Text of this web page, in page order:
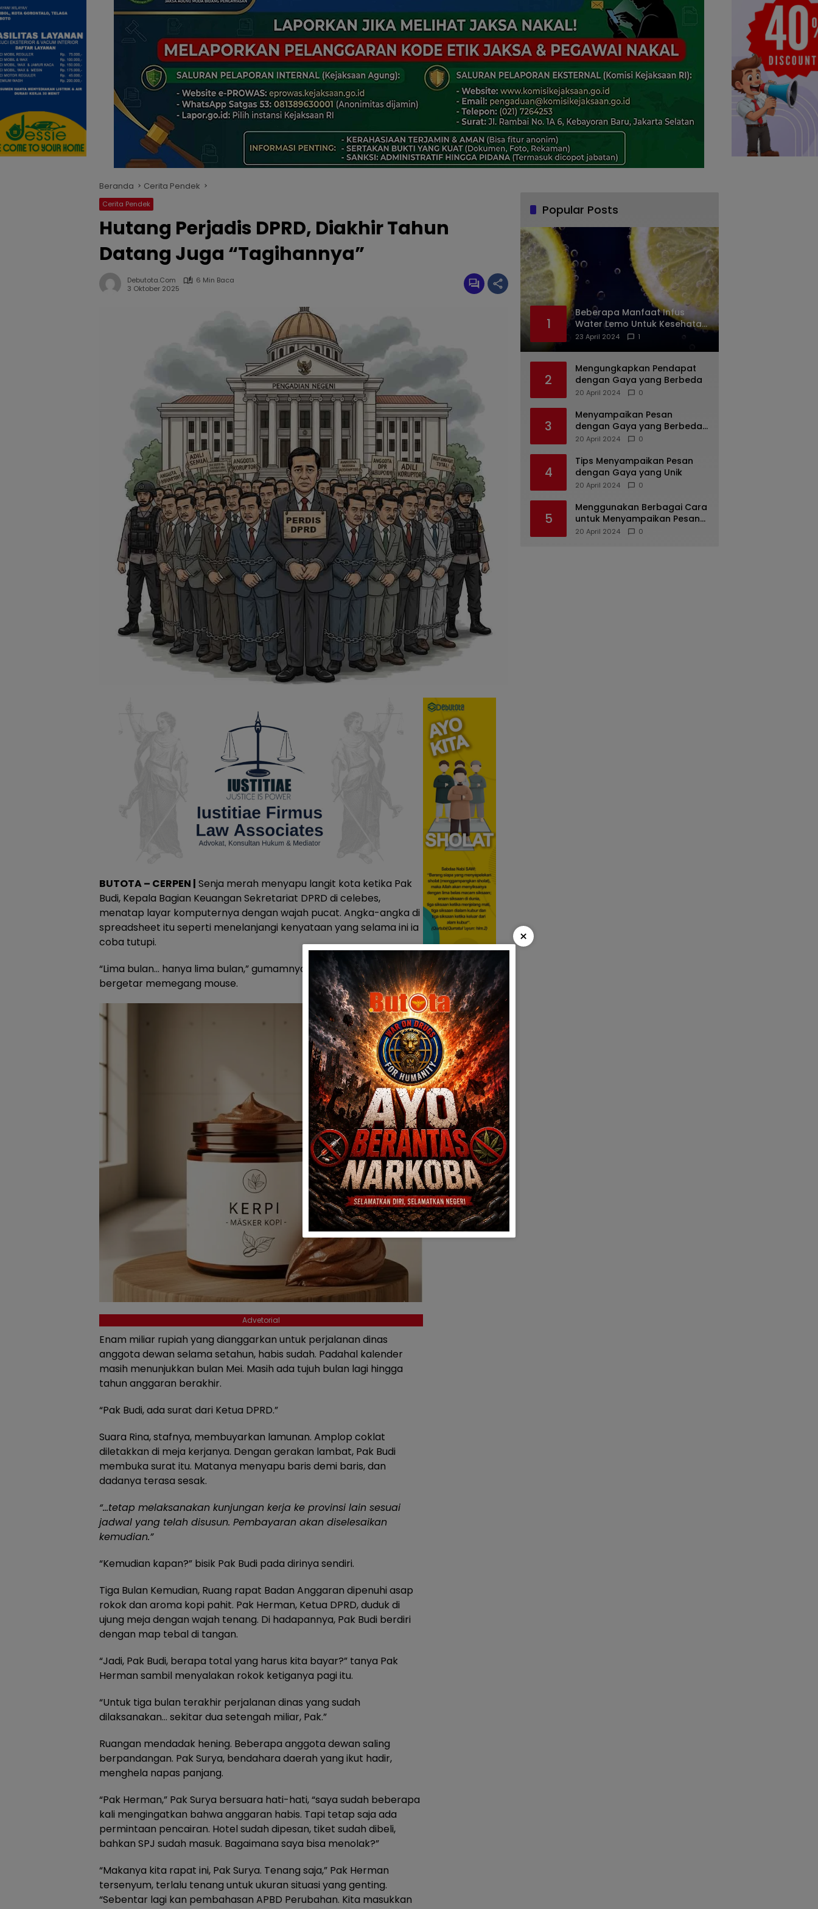
Beranda Cerita Pendek
Cerita Pendek
Hutang Perjadis DPRD, Diakhir Tahun
Datang Juga “Tagihannya”
Debutota.com
6 Min Baca
3 Oktober 2025
BUTOTA – CERPEN | Senja merah menyapu langit kota ketika Pak
Budi, Kepala Bagian Keuangan Sekretariat DPRD di celebes,
menatap layar komputernya dengan wajah pucat. Angka-angka di
spreadsheet itu seperti menelanjangi kenyataan yang selama ini ia
coba tutupi.
“Lima bulan… hanya lima bulan,” gumamnya pelan. Tangannya
bergetar memegang mouse.
Advetorial
Enam miliar rupiah yang dianggarkan untuk perjalanan dinas
anggota dewan selama setahun, habis sudah. Padahal kalender
masih menunjukkan bulan Mei. Masih ada tujuh bulan lagi hingga
tahun anggaran berakhir.
“Pak Budi, ada surat dari Ketua DPRD.”
Suara Rina, stafnya, membuyarkan lamunan. Amplop coklat
diletakkan di meja kerjanya. Dengan gerakan lambat, Pak Budi
membuka surat itu. Matanya menyapu baris demi baris, dan
dadanya terasa sesak.
“…tetap melaksanakan kunjungan kerja ke provinsi lain sesuai
jadwal yang telah disusun. Pembayaran akan diselesaikan
kemudian.”
“Kemudian kapan?” bisik Pak Budi pada dirinya sendiri.
Tiga Bulan Kemudian, Ruang rapat Badan Anggaran dipenuhi asap
rokok dan aroma kopi pahit. Pak Herman, Ketua DPRD, duduk di
ujung meja dengan wajah tenang. Di hadapannya, Pak Budi berdiri
dengan map tebal di tangan.
“Jadi, Pak Budi, berapa total yang harus kita bayar?” tanya Pak
Herman sambil menyalakan rokok ketiganya pagi itu.
“Untuk tiga bulan terakhir perjalanan dinas yang sudah
dilaksanakan… sekitar dua setengah miliar, Pak.”
Ruangan mendadak hening. Beberapa anggota dewan saling
berpandangan. Pak Surya, bendahara daerah yang ikut hadir,
menghela napas panjang.
“Pak Herman,” Pak Surya bersuara hati-hati, “saya sudah beberapa
kali mengingatkan bahwa anggaran habis. Tapi tetap saja ada
permintaan pencairan. Hotel sudah dipesan, tiket sudah dibeli,
bahkan SPJ sudah masuk. Bagaimana saya bisa menolak?”
“Makanya kita rapat ini, Pak Surya. Tenang saja,” Pak Herman
tersenyum, terlalu tenang untuk ukuran situasi yang genting.
“Sebentar lagi kan pembahasan APBD Perubahan. Kita masukkan
Popular Posts
1
Beberapa Manfaat Infus
Water Lemo Untuk Kesehatan
Anda
23 April 2024 1
2
Mengungkapkan Pendapat
dengan Gaya yang Berbeda
20 April 2024 0
3
Menyampaikan Pesan
dengan Gaya yang Berbeda:
Tips untuk Bicara yang
20 April 2024 0
4
Tips Menyampaikan Pesan
dengan Gaya yang Unik
20 April 2024 0
5
Menggunakan Berbagai Cara
untuk Menyampaikan Pesan
dengan Efektif
20 April 2024 0
×